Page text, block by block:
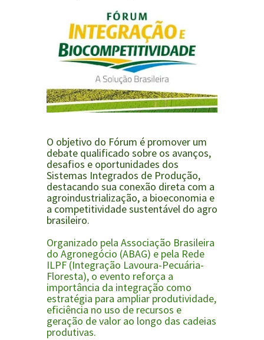
O objetivo do Fórum é promover um
debate qualificado sobre os avanços,
desafios e oportunidades dos
Sistemas Integrados de Produção,
destacando sua conexão direta com a
agroindustrialização, a bioeconomia e
a competitividade sustentável do agro
brasileiro.
Organizado pela Associação Brasileira
do Agronegócio (ABAG) e pela Rede
ILPF (Integração Lavoura-Pecuária-
Floresta), o evento reforça a
importância da integração como
estratégia para ampliar produtividade,
eficiência no uso de recursos e
geração de valor ao longo das cadeias
produtivas.